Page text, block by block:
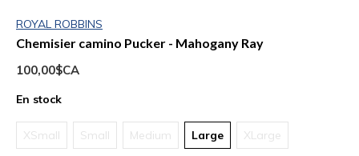
ROYAL ROBBINS
Chemisier camino Pucker - Mahogany Ray
100,00$CA
En stock
XSmall Small Medium Large XLarge